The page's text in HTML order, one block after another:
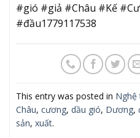
#gió #giả #Châu #Kế
#đầu1779117538
This entry was posted in Nghệ
Châu, cương, dầu gió, Dương,
sản, xuất.